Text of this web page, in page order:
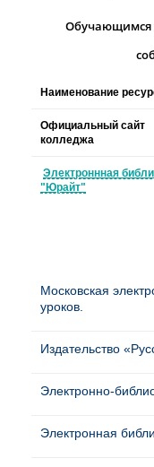
Обучающимся
Наименование
Официальный сайт
колледжа
Электроннная
"Юрайт"
Московская
уроков.
Издательство
Электронно-
Электронная